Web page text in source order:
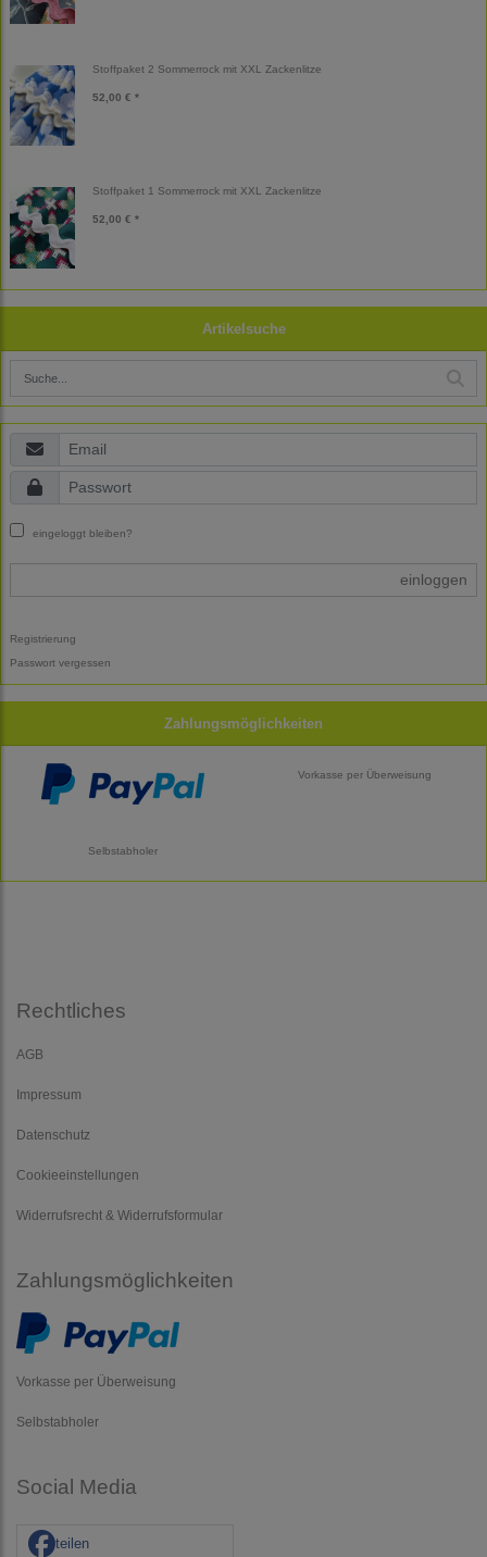
Stoffpaket 2 Sommerrock mit XXL Zackenlitze
52,00 € *
Stoffpaket 1 Sommerrock mit XXL Zackenlitze
52,00 € *
Artikelsuche
eingeloggt bleiben?
einloggen
Registrierung
Passwort vergessen
Zahlungsmöglichkeiten
Vorkasse per Überweisung
Selbstabholer
Rechtliches
AGB
Impressum
Datenschutz
Cookieeinstellungen
Widerrufsrecht & Widerrufsformular
Zahlungsmöglichkeiten
Vorkasse per Überweisung
Selbstabholer
Social Media
teilen